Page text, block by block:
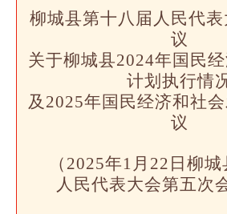
柳城县第十八届人民代
议
关于柳城县2024年国民
计划执行情
及2025年国民经济和社
议
（2025年1月22日柳
人民代表大会第五次